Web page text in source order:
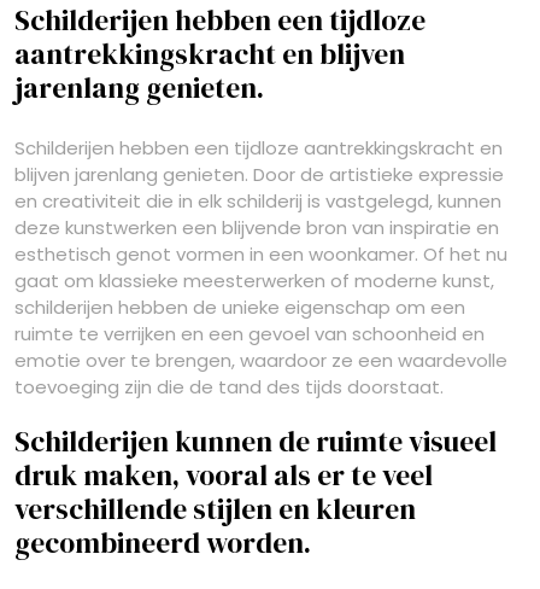
Schilderijen hebben een tijdloze
aantrekkingskracht en blijven
jarenlang genieten.
Schilderijen hebben een tijdloze aantrekkingskracht en
blijven jarenlang genieten. Door de artistieke expressie
en creativiteit die in elk schilderij is vastgelegd, kunnen
deze kunstwerken een blijvende bron van inspiratie en
esthetisch genot vormen in een woonkamer. Of het nu
gaat om klassieke meesterwerken of moderne kunst,
schilderijen hebben de unieke eigenschap om een
ruimte te verrijken en een gevoel van schoonheid en
emotie over te brengen, waardoor ze een waardevolle
toevoeging zijn die de tand des tijds doorstaat.
Schilderijen kunnen de ruimte visueel
druk maken, vooral als er te veel
verschillende stijlen en kleuren
gecombineerd worden.